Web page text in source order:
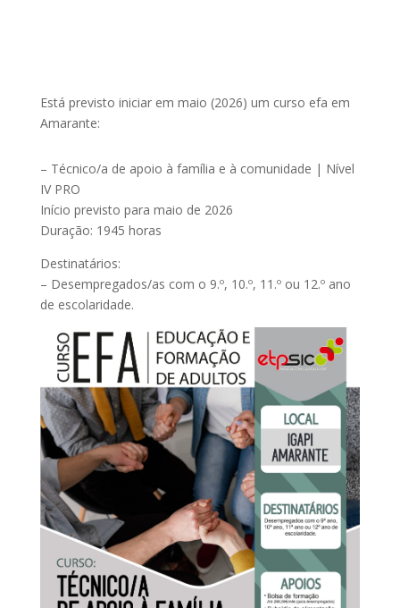
Está previsto iniciar em maio (2026) um curso efa em
Amarante:
– Técnico/a de apoio à família e à comunidade | Nível
IV PRO
Início previsto para maio de 2026
Duração: 1945 horas
Destinatários:
– Desempregados/as com o 9.º, 10.º, 11.º ou 12.º ano
de escolaridade.